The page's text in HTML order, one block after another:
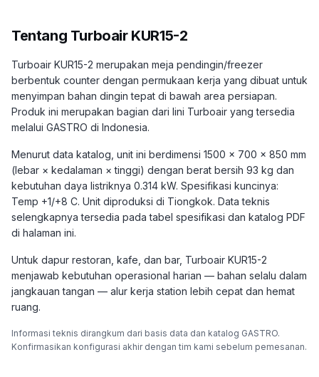
Tentang Turboair KUR15-2
Turboair KUR15-2 merupakan meja pendingin/freezer
berbentuk counter dengan permukaan kerja yang dibuat untuk
menyimpan bahan dingin tepat di bawah area persiapan.
Produk ini merupakan bagian dari lini Turboair yang tersedia
melalui GASTRO di Indonesia.
Menurut data katalog, unit ini berdimensi 1500 × 700 × 850 mm
(lebar × kedalaman × tinggi) dengan berat bersih 93 kg dan
kebutuhan daya listriknya 0.314 kW. Spesifikasi kuncinya:
Temp +1/+8 C. Unit diproduksi di Tiongkok. Data teknis
selengkapnya tersedia pada tabel spesifikasi dan katalog PDF
di halaman ini.
Untuk dapur restoran, kafe, dan bar, Turboair KUR15-2
menjawab kebutuhan operasional harian — bahan selalu dalam
jangkauan tangan — alur kerja station lebih cepat dan hemat
ruang.
Informasi teknis dirangkum dari basis data dan katalog GASTRO.
Konfirmasikan konfigurasi akhir dengan tim kami sebelum pemesanan.